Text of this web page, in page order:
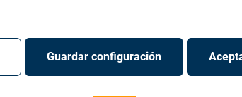
Guardar configuración